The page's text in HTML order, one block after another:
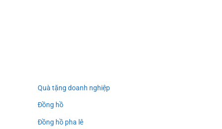
Quà tặng doanh nghiệp
Đồng hồ
Đồng hồ pha lê